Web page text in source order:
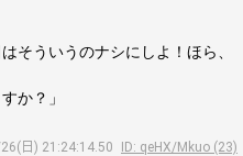
そういうのナシにしよ！ほら、
か？」
日) 21:24:14.50
ID: qeHX/Mkuo (23)